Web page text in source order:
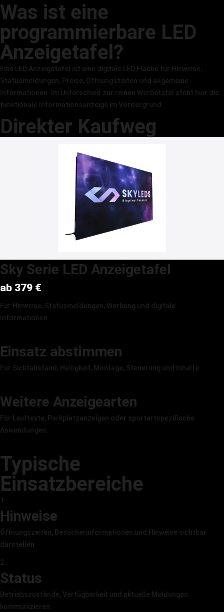
Was ist eine
programmierbare LED
Anzeigetafel?
Eine LED Anzeigetafel ist eine digitale LED Fläche für Hinweise,
Statusmeldungen, Preise, Öffnungszeiten und allgemeine
Informationen. Im Unterschied zur reinen Werbetafel steht hier die
funktionale Informationsanzeige im Vordergrund.
Direkter Kaufweg
Sky Serie LED Anzeigetafel
ab 379 €
Für Hinweise, Statusmeldungen, Werbung und digitale
Informationen.
Einsatz abstimmen
Für Sichtabstand, Helligkeit, Montage, Steuerung und Inhalte.
Weitere Anzeigearten
Für Lauftexte, Parkplatzanzeigen oder sportartspezifische
Anwendungen.
Typische
Einsatzbereiche
1
Hinweise
Öffnungszeiten, Besucherinformationen und Hinweise sichtbar
darstellen.
2
Status
Betriebszustände, Verfügbarkeit und aktuelle Meldungen
kommunizieren.